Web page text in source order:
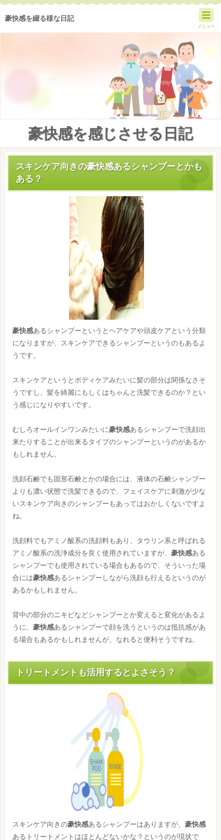
豪快感を綴る様な日記
メニュー
豪快感を感じさせる日記
スキンケア向きの豪快感あるシャンプーとかも
ある？
豪快感あるシャンプーというとヘアケアや頭皮ケアという分類
になりますが、スキンケアできるシャンプーというのもあるよ
うです。
スキンケアというとボディケアみたいに髪の部分は関係なさそ
うですし、髪を綺麗にもしくはちゃんと洗髪できるのか？とい
う感じになりやすいです。
むしろオールインワンみたいに豪快感あるシャンプーで洗顔出
来たりすることが出来るタイプのシャンプーというのがあるか
もしれません。
洗顔石鹸でも固形石鹸とかの場合には、液体の石鹸シャンプー
よりも濃い状態で洗髪できるので、フェイスケアに刺激が少な
いスキンケア向きのシャンプーもあってはおかしくないですよ
ね。
洗顔料でもアミノ酸系の洗顔料もあり、タウリン系と呼ばれる
アミノ酸系の洗浄成分を良く使用されていますが、 豪快感ある
シャンプーでも使用されている場合もあるので、そういった場
合には豪快感あるシャンプーしながら洗顔も行えるというのが
あるかもしれません。
背中の部分のニキビなどシャンプーとか変えると変化があるよ
うに、 豪快感あるシャンプーで顔を洗うというのは抵抗感があ
る場合もあるかもしれませんが、なれると便利そうですね。
トリートメントも活用するとよさそう？
スキンケア向きの豪快感あるシャンプーはありますが、 豪快感
あるトリートメントはほとんどないかな？というのが現状で